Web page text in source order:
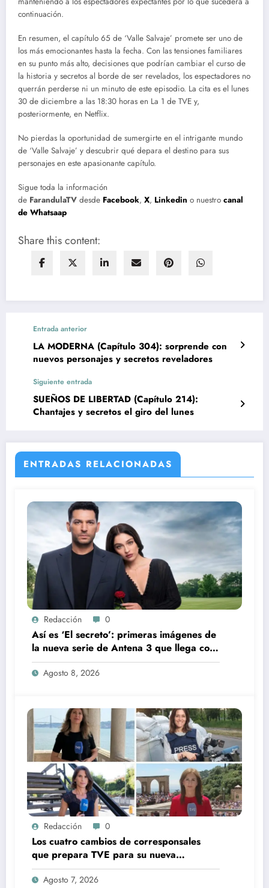
continuación.
En resumen, el capítulo 65 de ‘Valle Salvaje’ promete ser uno de
los más emocionantes hasta la fecha. Con las tensiones familiares
en su punto más alto, decisiones que podrían cambiar el curso de
la historia y secretos al borde de ser revelados, los espectadores no
querrán perderse ni un minuto de este episodio. La cita es el lunes
30 de diciembre a las 18:30 horas en La 1 de TVE y,
posteriormente, en Netflix.
No pierdas la oportunidad de sumergirte en el intrigante mundo
de ‘Valle Salvaje’ y descubrir qué depara el destino para sus
personajes en este apasionante capítulo.
Sigue toda la información
de FarandulaTV desde Facebook, X, Linkedin o nuestro canal
de Whatsaap
Share this content:
Entrada anterior
LA MODERNA (Capítulo 304): sorprende con
nuevos personajes y secretos reveladores
Siguiente entrada
SUEÑOS DE LIBERTAD (Capítulo 214):
Chantajes y secretos el giro del lunes
ENTRADAS RELACIONADAS
Redacción 0
Así es ‘El secreto’: primeras imágenes de
la nueva serie de Antena 3 que llega con
una verdad brutal
Agosto 8, 2026
Redacción 0
Los cuatro cambios de corresponsales
que prepara TVE para su nueva
temporada
Agosto 7, 2026